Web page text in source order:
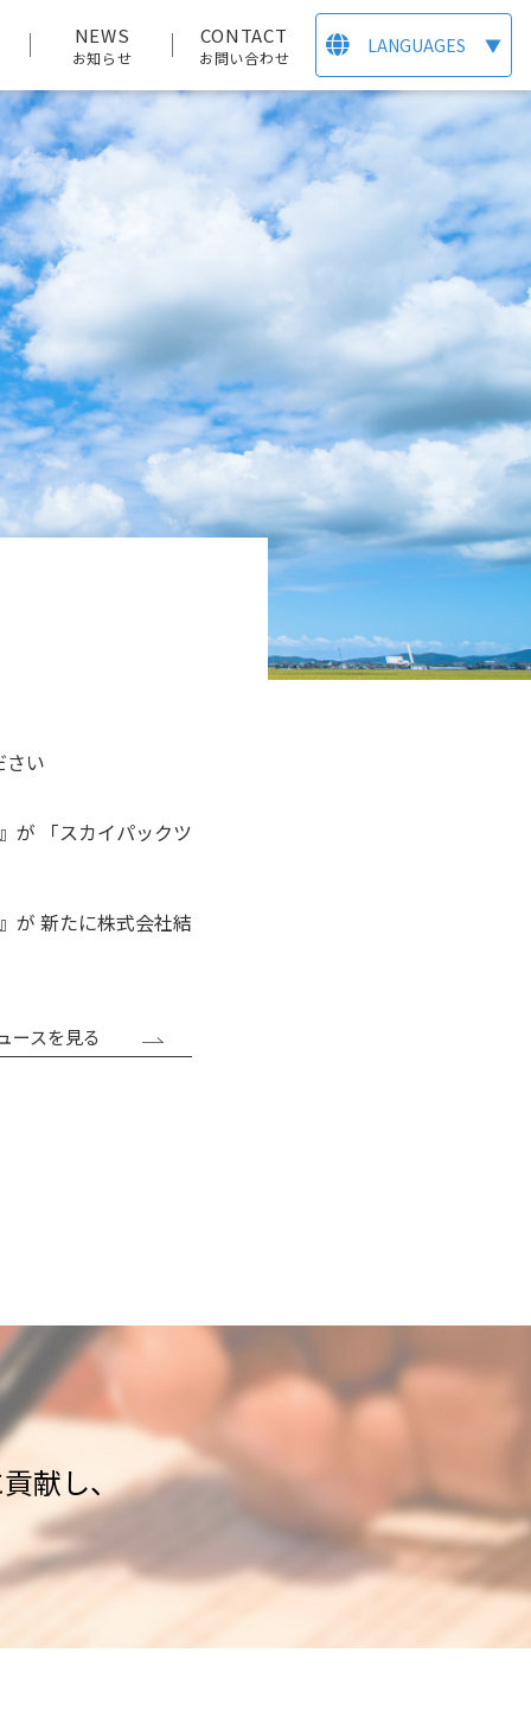
NEWS
お知らせ
CONTACT
お問い合わせ
LANGUAGES ▼
さい
が 「スカイパックツ
が 新たに株式会社結
ースを見る
献し、